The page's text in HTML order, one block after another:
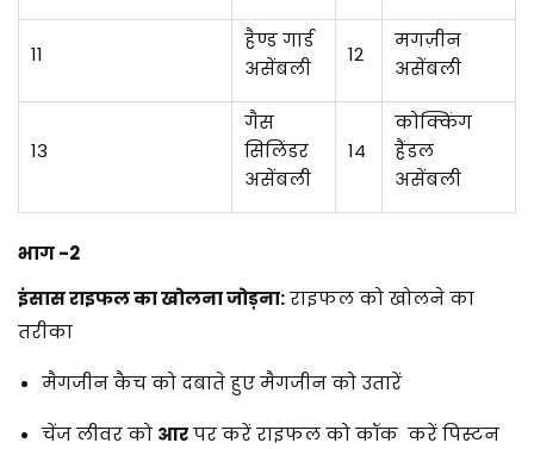
11
हैण्ड गार्ड
असेंबली
12
मगज़ीन
असेंबली
13
गैस
सिलिंडर
असेंबली
14
कोक्किंग
हैंडल
असेंबली
भाग -2
इंसास राइफल का खोलना जोड़ना:राइफल को खोलने का
तरीका
मैगजीन कैच को दबाते हुए मैगजीन को उतारें
चेंज लीवर को आरपर करेंराइफल को कॉक करें पिस्टन